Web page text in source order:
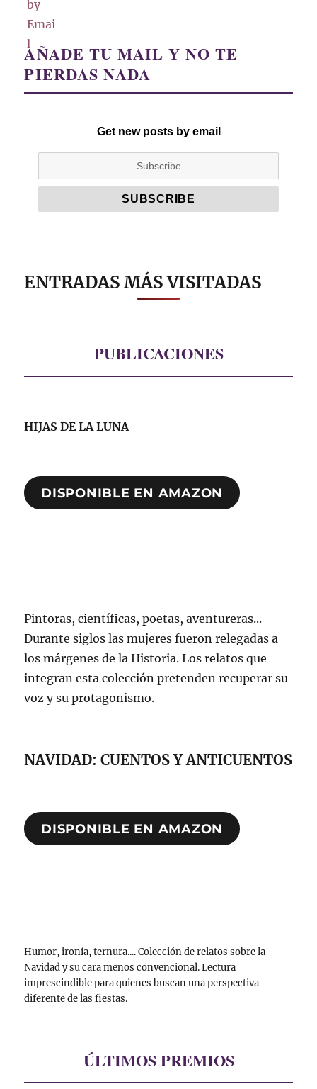
AÑADE TU MAIL Y NO TE
PIERDAS NADA
Get new posts by email
ENTRADAS MÁS VISITADAS
PUBLICACIONES
HIJAS DE LA LUNA
DISPONIBLE EN AMAZON
Pintoras, científicas, poetas, aventureras...
Durante siglos las mujeres fueron relegadas a
los márgenes de la Historia. Los relatos que
integran esta colección pretenden recuperar su
voz y su protagonismo.
NAVIDAD: CUENTOS Y ANTICUENTOS
DISPONIBLE EN AMAZON
Humor, ironía, ternura.... Colección de relatos sobre la
Navidad y su cara menos convencional. Lectura
imprescindible para quienes buscan una perspectiva
diferente de las fiestas.
ÚLTIMOS PREMIOS